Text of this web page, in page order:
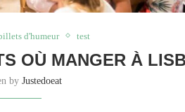
d'humeur test
OÙ MANGER À
byJustedoeat